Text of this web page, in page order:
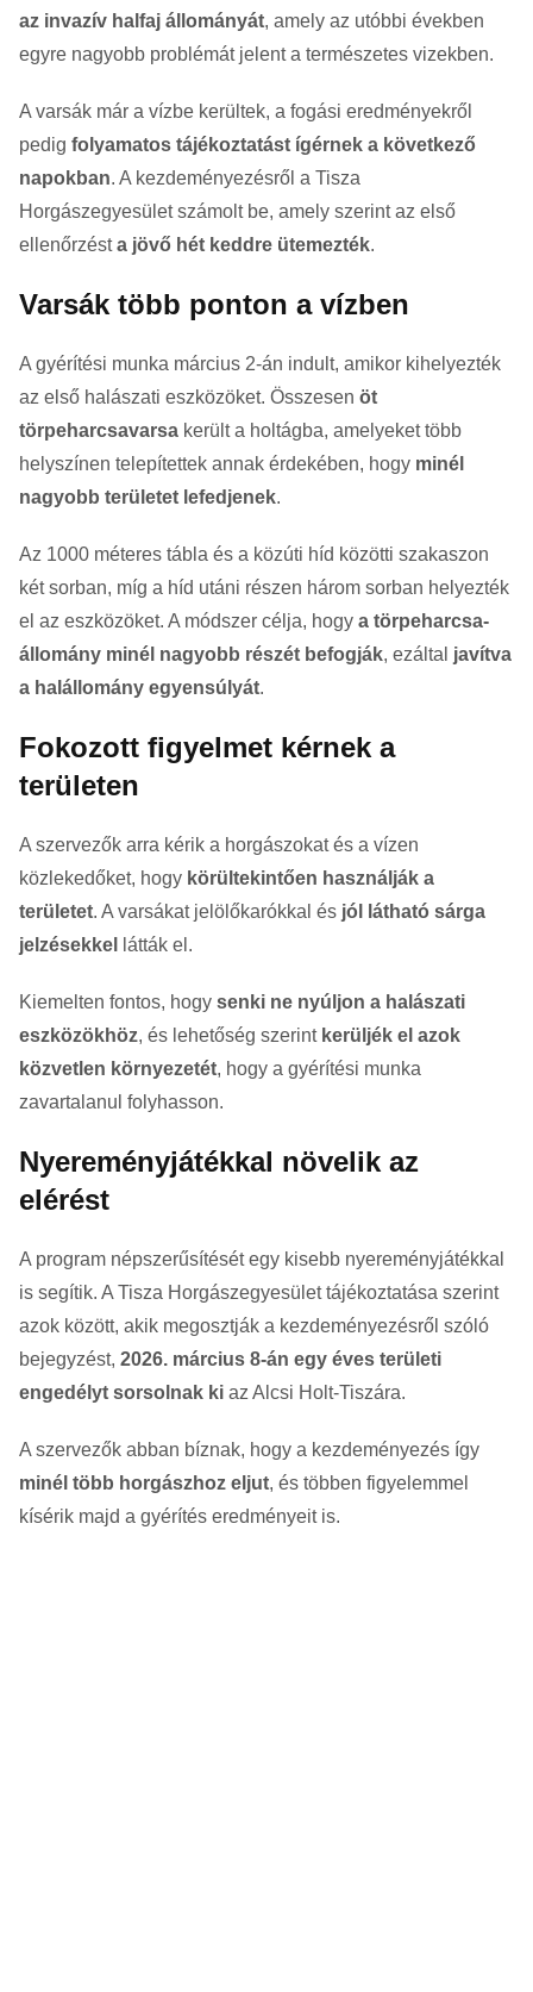
az invazív halfaj állományát, amely az utóbbi években
egyre nagyobb problémát jelent a természetes vizekben.
A varsák már a vízbe kerültek, a fogási eredményekről
pedig folyamatos tájékoztatást ígérnek a következő
napokban. A kezdeményezésről a Tisza
Horgászegyesületszámolt be, amely szerint az első
ellenőrzésta jövő hét keddre ütemezték.
Varsák több ponton a vízben
A gyérítési munka március 2-án indult, amikor kihelyezték
az első halászati eszközöket. Összesen öt
törpeharcsavarsa került a holtágba, amelyeket több
helyszínen telepítettek annak érdekében, hogy minél
nagyobb területet lefedjenek.
Az 1000 méteres tábla és a közúti híd közötti szakaszon
két sorban, míg a híd utáni részen három sorban helyezték
el az eszközöket. A módszer célja, hogy a törpeharcsa-
állomány minél nagyobb részét befogják, ezáltal javítva
a halállomány egyensúlyát.
Fokozott figyelmet kérnek a
területen
A szervezők arra kérik a horgászokat és a vízen
közlekedőket, hogy körültekintően használják a
területet. A varsákat jelölőkarókkal és jól látható sárga
jelzésekkel
látták el.
Kiemelten fontos, hogy senki ne nyúljon a halászati
eszközökhöz, és lehetőség szerint kerüljék el azok
közvetlen környezetét, hogy a gyérítési munka
zavartalanul folyhasson.
Nyereményjátékkal növelik az
elérést
A program népszerűsítését egy kisebb nyereményjátékkal
is segítik. A Tisza Horgászegyesület tájékoztatása szerint
azok között, akik megosztják a kezdeményezésről szóló
bejegyzést, 2026. március 8-án egy éves területi
engedélyt sorsolnak ki az Alcsi Holt-Tiszára.
A szervezők abban bíznak, hogy a kezdeményezés így
minél több horgászhoz eljut, és többen figyelemmel
kísérik majd a gyérítés eredményeit is.